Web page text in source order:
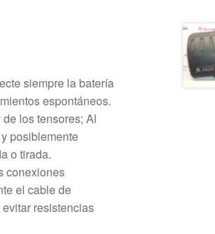
siempre la batería
espontáneos.
los tensores; Al
posiblemente
o tirada.
conexiones
el cable de
resistencias